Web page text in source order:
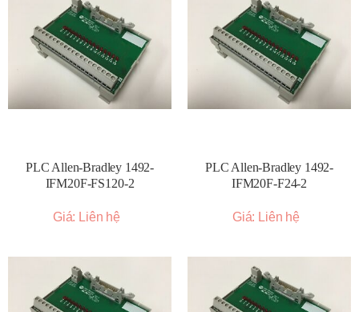
PLC Allen-Bradley 1492-
IFM20F-FS120-2
Giá: Liên hệ
PLC Allen-Bradley 1492-
IFM20F-F24-2
Giá: Liên hệ